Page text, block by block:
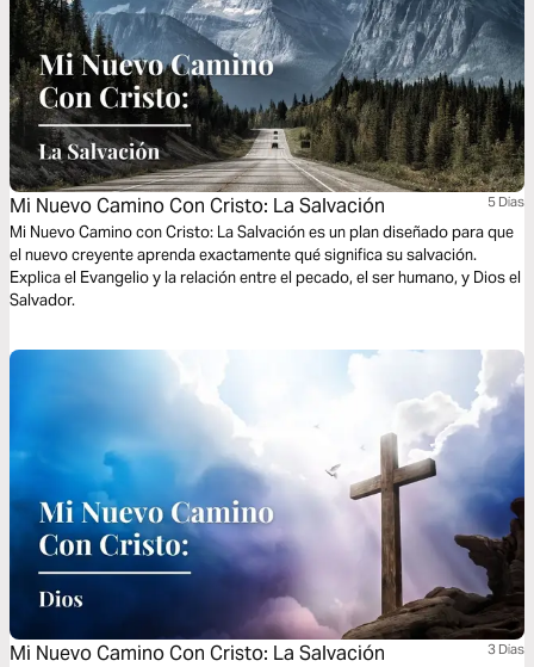
Mi Nuevo Camino Con Cristo: La Salvación 5 Dias
Mi Nuevo Camino con Cristo: La Salvación es un plan diseñado para que
el nuevo creyente aprenda exactamente qué significa su salvación.
Explica el Evangelio y la relación entre el pecado, el ser humano, y Dios el
Salvador.
Mi Nuevo Camino Con Cristo: La Salvación 3 Dias